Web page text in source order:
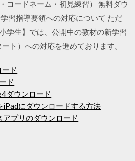
コードネーム・初見練習） 無料ダウ
習指導要領への対応について ただ
学生】では、公開中の教材の新学習
ト）への対応を進めております。
ード
ド
ダウンロード
にダウンロードする方法
プリのダウンロード